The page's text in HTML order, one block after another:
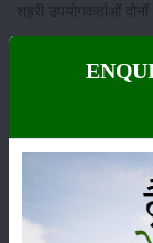
शहरी उपयोगकर्ताओं
सोनालिका के पास पहले
वह 140 से अधिक देशों में
(ईवी) बनाने के लिए
करती हैं और अपने मौजूदा
श्रेणी